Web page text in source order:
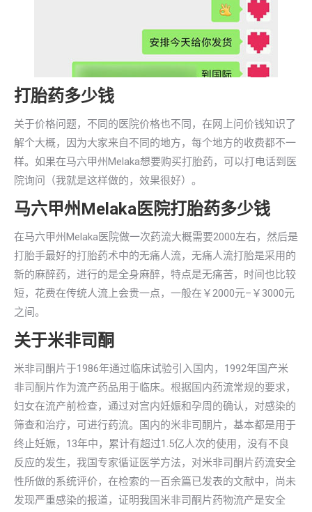
打胎药多少钱
关于价格问题，不同的医院价格也不同，在网上问价钱知识了
解个大概，因为大家来自不同的地方，每个地方的收费都不一
样。如果在马六甲州Melaka想要购买打胎药，可以打电话到医
院询问（我就是这样做的，效果很好）。
马六甲州Melaka医院打胎药多少钱
在马六甲州Melaka医院做一次药流大概需要2000左右，然后是
打胎手最好的打胎药术中的无痛人流，无痛人流打胎是采用的
新的麻醉药，进行的是全身麻醉，特点是无痛苦，时间也比较
短，花费在传统人流上会贵一点，一般在￥2000元–￥3000元
之间。
关于米非司酮
米非司酮片于1986年通过临床试验引入国内，1992年国产米
非司酮片作为流产药品用于临床。根据国内药流常规的要求，
妇女在流产前检查，通过对宫内妊娠和孕周的确认，对感染的
筛查和治疗，可进行药流。国内的米非司酮片，基本都是用于
终止妊娠，13年中，累计有超过1.5亿人次的使用，没有不良
反应的发生，我国专家循证医学方法，对米非司酮片药流安全
性所做的系统评价，在检索的一百余篇已发表的文献中，尚未
发现严重感染的报道，证明我国米非司酮片药物流产是安全